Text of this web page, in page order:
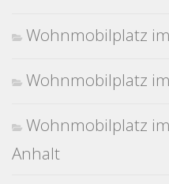
Wohnmobilplatz
Wohnmobilplatz
Wohnmobilplatz
Anhalt